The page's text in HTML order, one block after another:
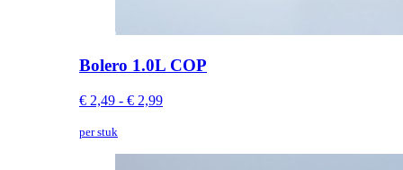
Bolero 1.0L COP
€ 2,49 - € 2,99
per stuk